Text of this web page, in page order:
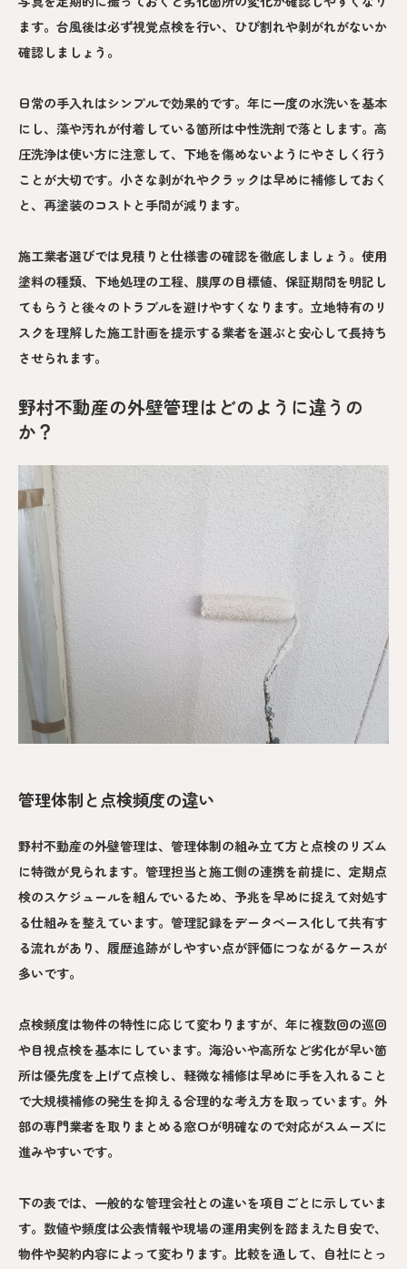
ます。台風後は必ず視覚点検を行い、ひび割れや剥がれがないか
確認しましょう。
日常の手入れはシンプルで効果的です。年に一度の水洗いを基本
にし、藻や汚れが付着している箇所は中性洗剤で落とします。高
圧洗浄は使い方に注意して、下地を傷めないようにやさしく行う
ことが大切です。小さな剥がれやクラックは早めに補修しておく
と、再塗装のコストと手間が減ります。
施工業者選びでは見積りと仕様書の確認を徹底しましょう。使用
塗料の種類、下地処理の工程、膜厚の目標値、保証期間を明記し
てもらうと後々のトラブルを避けやすくなります。立地特有のリ
スクを理解した施工計画を提示する業者を選ぶと安心して長持ち
させられます。
野村不動産の外壁管理はどのように違うの
か？
管理体制と点検頻度の違い
野村不動産の外壁管理は、管理体制の組み立て方と点検のリズム
に特徴が見られます。管理担当と施工側の連携を前提に、定期点
検のスケジュールを組んでいるため、予兆を早めに捉えて対処す
る仕組みを整えています。管理記録をデータベース化して共有す
る流れがあり、履歴追跡がしやすい点が評価につながるケースが
多いです。
点検頻度は物件の特性に応じて変わりますが、年に複数回の巡回
や目視点検を基本にしています。海沿いや高所など劣化が早い箇
所は優先度を上げて点検し、軽微な補修は早めに手を入れること
で大規模補修の発生を抑える合理的な考え方を取っています。外
部の専門業者を取りまとめる窓口が明確なので対応がスムーズに
進みやすいです。
下の表では、一般的な管理会社との違いを項目ごとに示していま
す。数値や頻度は公表情報や現場の運用実例を踏まえた目安で、
物件や契約内容によって変わります。比較を通して、自社にとっ